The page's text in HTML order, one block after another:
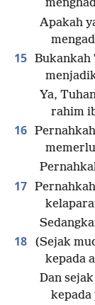
Apakah
15 Bukankah
Ya,
rahim
16
17
18
(Sejak
kepada
Dan
kepada